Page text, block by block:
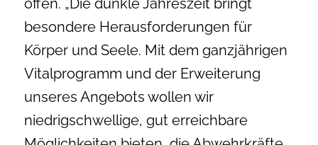
offen. „Die dunkle Jahreszeit bringt
besondere Herausforderungen für
Körper und Seele. Mit dem ganzjährigen
Vitalprogramm und der Erweiterung
unseres Angebots wollen wir
niedrigschwellige, gut erreichbare